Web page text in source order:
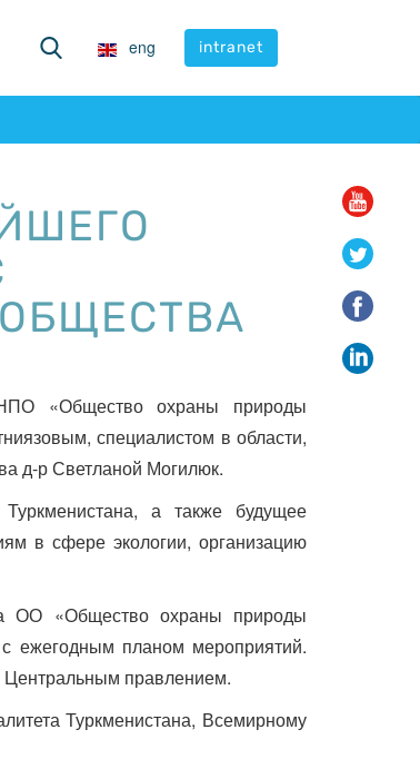
eng intranet
eng intranet
«Общество охраны природы
специалистом в области,
д-р Светланой Могилюк.
а также будущее
в сфере экологии, организацию
ОО «Общество охраны природы
ежегодным планом мероприятий.
Центральным правлением.
Туркменистана, Всемирному